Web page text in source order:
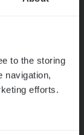
to the storing
navigation,
efforts.